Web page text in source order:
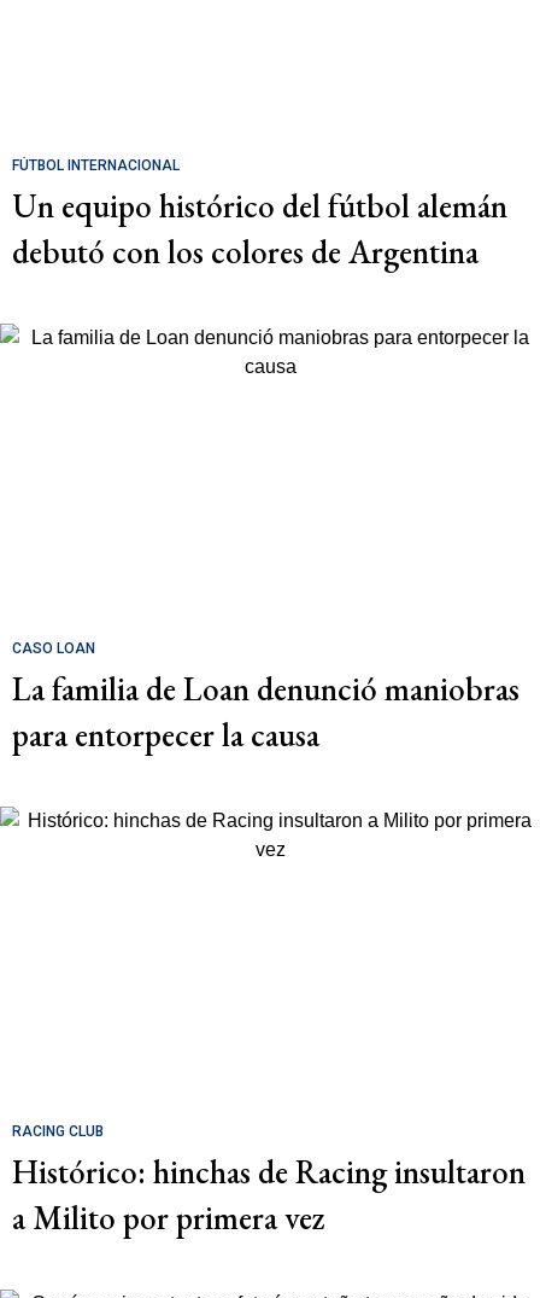
FÚTBOL INTERNACIONAL
Un equipo histórico del fútbol alemán
debutó con los colores de Argentina
CASO LOAN
La familia de Loan denunció maniobras
para entorpecer la causa
RACING CLUB
Histórico: hinchas de Racing insultaron
a Milito por primera vez